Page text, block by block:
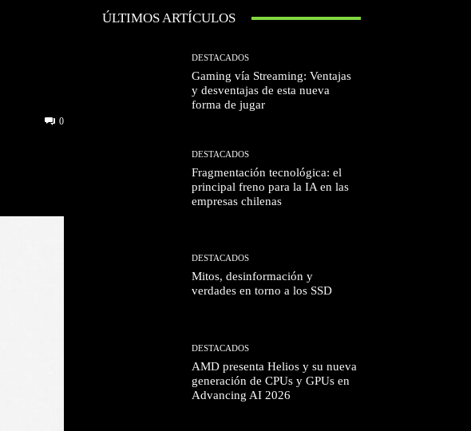
0
ÚLTIMOS ARTÍCULOS
DESTACADOS
Gaming vía Streaming: Ventajas
y desventajas de esta nueva
forma de jugar
DESTACADOS
Fragmentación tecnológica: el
principal freno para la IA en las
empresas chilenas
DESTACADOS
Mitos, desinformación y
verdades en torno a los SSD
DESTACADOS
AMD presenta Helios y su nueva
generación de CPUs y GPUs en
Advancing AI 2026